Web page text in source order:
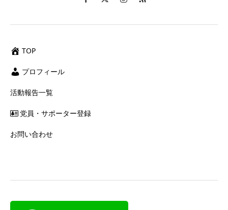
TOP
プロフィール
活動報告一覧
党員・サポーター登録
お問い合わせ